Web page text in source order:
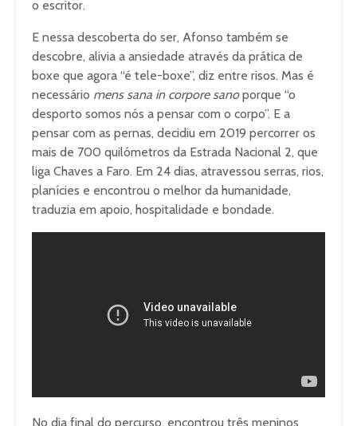
o escritor.
E nessa descoberta do ser, Afonso também se
descobre, alivia a ansiedade através da prática de
boxe que agora “é tele-boxe”, diz entre risos. Mas é
necessário mens sana in corpore sanoporque “o
desporto somos nós a pensar com o corpo”. E a
pensar com as pernas, decidiu em 2019 percorrer os
mais de 700 quilómetros da Estrada Nacional 2, que
liga Chaves a Faro. Em 24 dias, atravessou serras, rios,
planícies e encontrou o melhor da humanidade,
traduzia em apoio, hospitalidade e bondade.
No dia final do percurso, encontrou três meninos